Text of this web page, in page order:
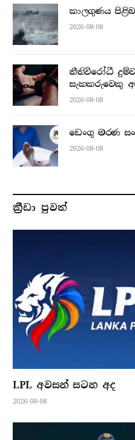
කාලගුණය
2026-08-08
නීතිවිරෝධී
සැකකරුවෙකු
2026-08-08
ඩෙංගු මරණ
2026-08-08
ක්‍රීඩා පුවත්
LPL අවසන් සටන අද
2026-08-08